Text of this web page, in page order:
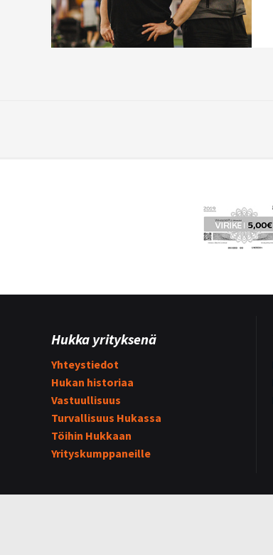
Hukka yrityksenä
Yhteystiedot
Hukan historiaa
Vastuullisuus
Turvallisuus Hukassa
Töihin Hukkaan
Yrityskumppaneille